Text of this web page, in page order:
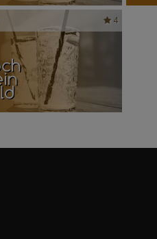
4